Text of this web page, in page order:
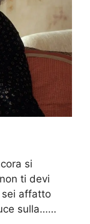
si
ti devi
sei affatto
sulla……